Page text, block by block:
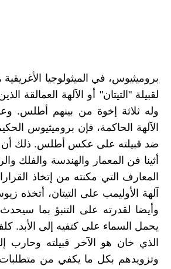
بروميثيوس، في الميثولوجيا
لقبيلة "التيتان" أو الآلهة العمالقة
وله ثلاثة إخوة من بينهم أطلس.
الآلهة الحاكمة، فإن بروميثيوس
ضد قبيلته على عكس أطلس. ذلك أن
أثينا فن المعمار والهندسة والفلك
المعارف التي مكنته من إتخاذ
آلهة الأوليمب على التيتان،
وأيضا لقدرته على التنبؤ بما
يحمل السماء على كتفيه إلى الأبد.
الذي خان هو الآخر قبيلته وحارب
وتزويدهم بكل ما يكفي من